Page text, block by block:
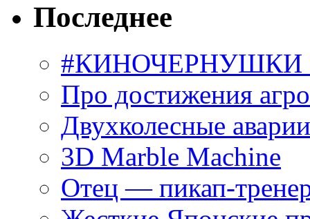
Последнее
#КИНОЧЕРНУШКИ
Про достижения
Двухколесные
3D Marble Machine
Отец — пикап-